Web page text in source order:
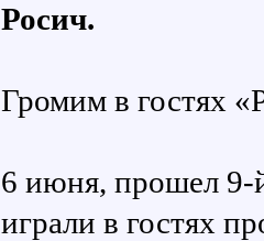
Росич.
Громим в гостях
6 июня, прошел
играли в гостях